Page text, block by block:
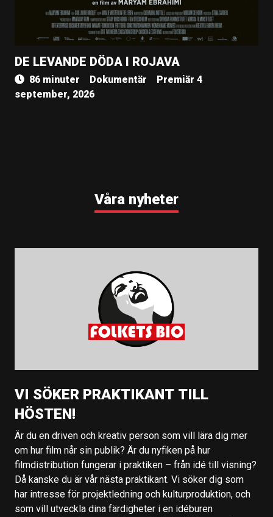
DE LEVANDE DÖDA I ROJAVA
86 minuter Dokumentär
Premiär 4
september, 2026
Våra nyheter
VI SÖKER PRAKTIKANT TILL
HÖSTEN!
Är du en driven och kreativ person som vill lära dig mer
om hur film når sin publik? Är du nyfiken på hur
filmdistribution fungerar i praktiken – från idé till visning?
Då kanske du är vår nästa praktikant. Vi söker dig som
har intresse för projektledning och kulturproduktion, och
som vill utveckla dina färdigheter i en idéburen